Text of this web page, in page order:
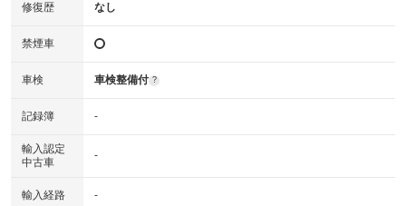
修復歴 なし
禁煙車
車検 車検整備付 ?
記録簿 -
輸入認定
中古車
-
輸入経路 -